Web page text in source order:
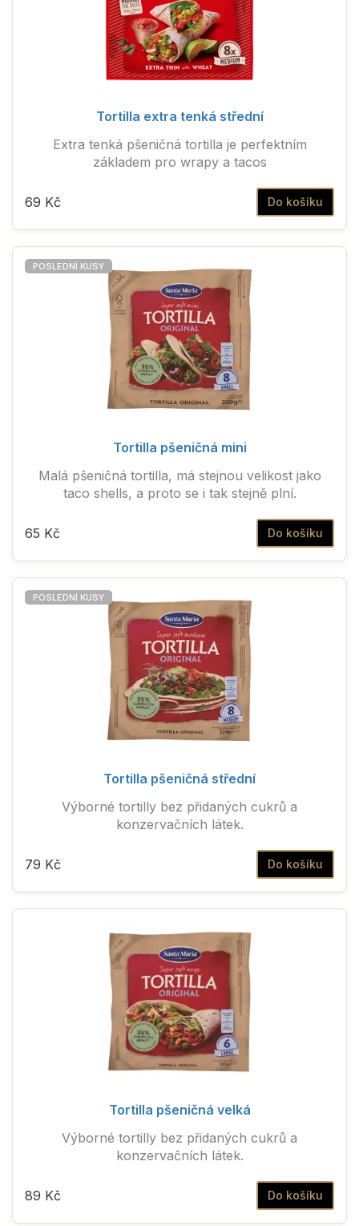
Tortilla extra tenká střední
Extra tenká pšeničná tortilla je perfektním
základem pro wrapy a tacos
Do košíku
69 Kč
POSLEDNÍ KUSY
Tortilla pšeničná mini
Malá pšeničná tortilla, má stejnou velikost jako
taco shells, a proto se i tak stejně plní.
Do košíku
65 Kč
POSLEDNÍ KUSY
Tortilla pšeničná střední
Výborné tortilly bez přidaných cukrů a
konzervačních látek.
Do košíku
79 Kč
Tortilla pšeničná velká
Výborné tortilly bez přidaných cukrů a
konzervačních látek.
Do košíku
89 Kč